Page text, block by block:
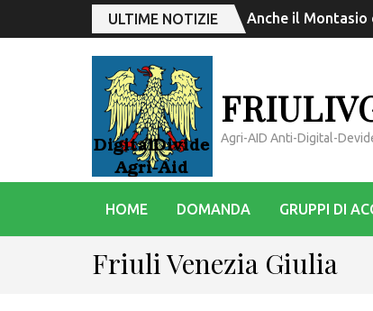
ULTIME NOTIZIE Anche il Montasio
Agri-AID Anti-Digital-
HOME DOMANDA GRUPPI DI
Friuli Venezia Giulia